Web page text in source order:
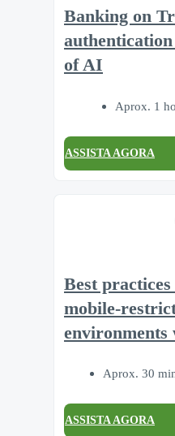
Banking on
of AI
Aprox. 1
ASSISTA AGORA
Best
mobile-
Aprox. 30
ASSISTA AGORA